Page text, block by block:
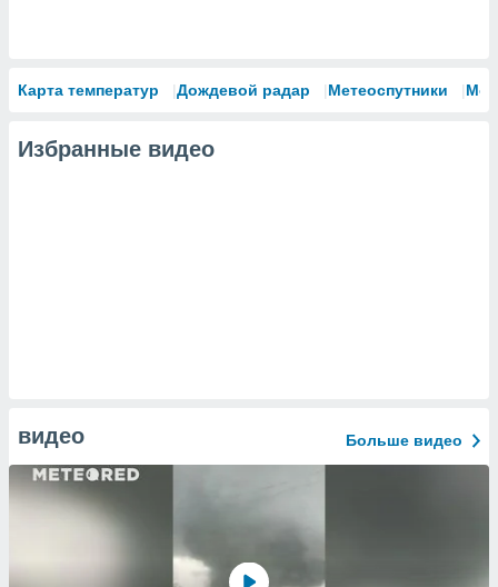
Карта температур Дождевой радар Метеоспутники
Избранные видео
видео Больше видео